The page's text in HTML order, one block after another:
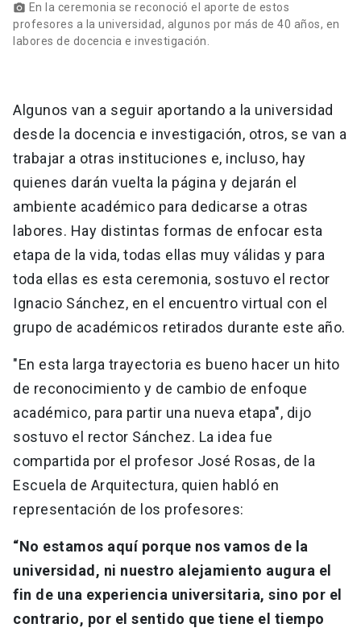
photo_camera En la ceremonia se reconoció el aporte de estos
profesores a la universidad, algunos por más de 40 años, en
labores de docencia e investigación.
Algunos van a seguir aportando a la universidad
desde la docencia e investigación, otros, se van a
trabajar a otras instituciones e, incluso, hay
quienes darán vuelta la página y dejarán el
ambiente académico para dedicarse a otras
labores. Hay distintas formas de enfocar esta
etapa de la vida, todas ellas muy válidas y para
toda ellas es esta ceremonia, sostuvo el rector
Ignacio Sánchez, en el encuentro virtual con el
grupo de académicos retirados durante este año.
"En esta larga trayectoria es bueno hacer un hito
de reconocimiento y de cambio de enfoque
académico, para partir una nueva etapa", dijo
sostuvo el rector Sánchez. La idea fue
compartida por el profesor José Rosas, de la
Escuela de Arquitectura, quien habló en
representación de los profesores:
“No estamos aquí porque nos vamos de la
universidad, ni nuestro alejamiento augura el
fin de una experiencia universitaria, sino por el
contrario, por el sentido que tiene el tiempo